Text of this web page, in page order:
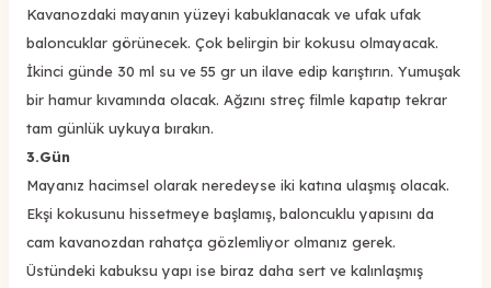
Kavanozdaki mayanın yüzeyi kabuklanacak ve ufak ufak
baloncuklar görünecek. Çok belirgin bir kokusu olmayacak.
İkinci günde 30 ml su ve 55 gr un ilave edip karıştırın. Yumuşak
bir hamur kıvamında olacak. Ağzını streç filmle kapatıp tekrar
tam günlük uykuya bırakın.
3.Gün
Mayanız hacimsel olarak neredeyse iki katına ulaşmış olacak.
Ekşi kokusunu hissetmeye başlamış, baloncuklu yapısını da
cam kavanozdan rahatça gözlemliyor olmanız gerek.
Üstündeki kabuksu yapı ise biraz daha sert ve kalınlaşmış